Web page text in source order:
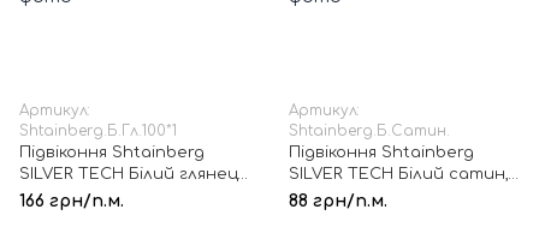
Артикул:
Shtainberg.Б.Гл.100*1
Підвіконня Shtainberg
SILVER TECH Білий глянець,
100 мм
166 грн/п.м.
Артикул:
Shtainberg.Б.Сатин.
Підвіконня Shtainberg
SILVER TECH Білий сатин,
100 мм
88 грн/п.м.